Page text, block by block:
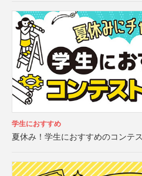
学生におすすめ
夏休み！学生におすすめのコンテ